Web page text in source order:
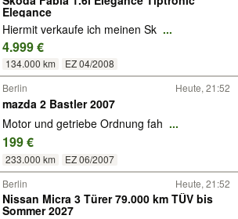
Elegance
Hiermit verkaufe ich meinen Sk ...
4.999 €
134.000 km EZ 04/2008
Berlin Heute, 21:52
mazda 2 Bastler 2007
Motor und getriebe Ordnung fah ...
199 €
233.000 km EZ 06/2007
Berlin Heute, 21:52
Nissan Micra 3 Türer 79.000 km TÜV bis
Sommer 2027